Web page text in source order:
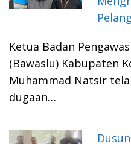
Ketua Badan
(Bawaslu) Kabupaten
Muhammad Natsir
dugaan…